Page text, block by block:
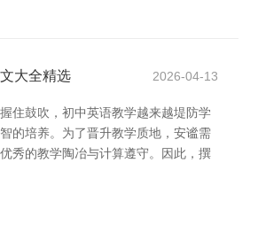
大全精选 2026-04-13
住鼓吹，初中英语教学越来越堤防学
的培养。为了晋升教学质地，安谧需
秀的教学陶冶与计算遵守。因此，撰